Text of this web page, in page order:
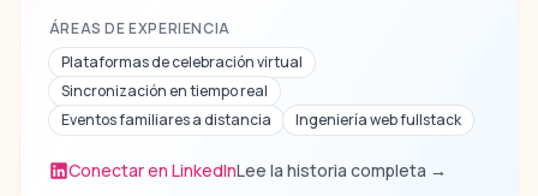
ÁREAS DE EXPERIENCIA
Plataformas de celebración virtual
Sincronización en tiempo real
Eventos familiares a distancia
Ingeniería web fullstack
Conectar en LinkedInLee la historia completa →